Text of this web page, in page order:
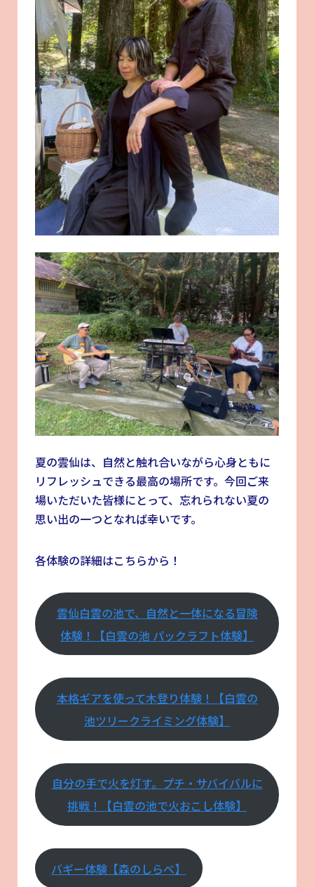
夏の雲仙は、自然と触れ合いながら心身ともに
リフレッシュできる最高の場所です。今回ご来
場いただいた皆様にとって、忘れられない夏の
思い出の一つとなれば幸いです。
各体験の詳細はこちらから！
雲仙白雲の池で、自然と一体になる冒険
体験！【白雲の池 パックラフト体験】
本格ギアを使って木登り体験！【白雲の
池ツリークライミング体験】
自分の手で火を灯す。プチ・サバイバルに
挑戦！【白雲の池で火おこし体験】
バギー体験【森のしらべ】